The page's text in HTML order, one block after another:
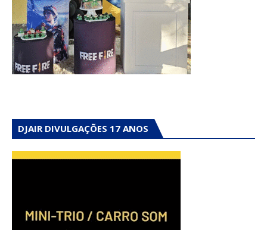
DJAIR DIVULGAÇÕES 17 ANOS